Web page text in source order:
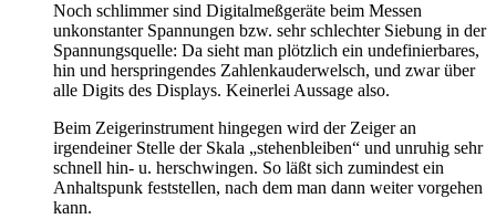
Noch schlimmer sind Digitalmeßgeräte beim Messen
unkonstanter Spannungen bzw. sehr schlechter Siebung in der
Spannungsquelle: Da sieht man plötzlich ein undefinierbares,
hin und herspringendes Zahlenkauderwelsch, und zwar über
alle Digits des Displays. Keinerlei Aussage also.
Beim Zeigerinstrument hingegen wird der Zeiger an
irgendeiner Stelle der Skala „stehenbleiben“ und unruhig sehr
schnell hin- u. herschwingen. So läßt sich zumindest ein
Anhaltspunk feststellen, nach dem man dann weiter vorgehen
kann.